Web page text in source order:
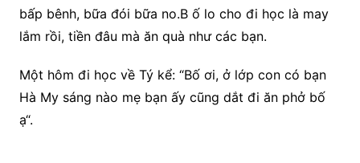
bấp bênh, bữa đói bữa no.B ố lo cho đi học là may
lắm rồi, tiền đâu mà ăn quà như các bạn.
Một hôm đi học về Tý kể: “Bố ơi, ở lớp con có bạn
Hà My sáng nào mẹ bạn ấy cũng dắt đi ăn phở bố
ạ“.